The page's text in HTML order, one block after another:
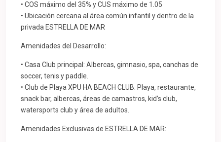
• COS máximo del 35% y CUS máximo de 1.05
• Ubicación cercana al área común infantil y dentro de la
privada ESTRELLA DE MAR
Amenidades del Desarrollo:
• Casa Club principal: Albercas, gimnasio, spa, canchas de
soccer, tenis y paddle.
• Club de Playa XPU HA BEACH CLUB: Playa, restaurante,
snack bar, albercas, áreas de camastros, kid’s club,
watersports club y área de adultos.
Amenidades Exclusivas de ESTRELLA DE MAR: